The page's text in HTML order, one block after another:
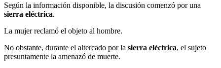
Según la información disponible, la discusión comenzó por una
sierra eléctrica.
La mujer reclamó el objeto al hombre.
No obstante, durante el altercado por la sierra eléctrica, el sujeto
presuntamente la amenazó de muerte.